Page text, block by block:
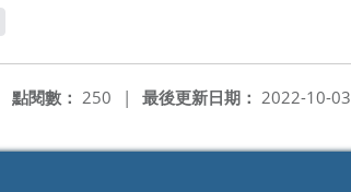
最後更新日期： 2022-10-03
點閱數： 250 |